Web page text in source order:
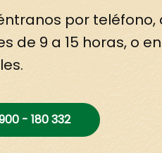
por teléfono,
de 9 a 15 horas, o
- 180 332